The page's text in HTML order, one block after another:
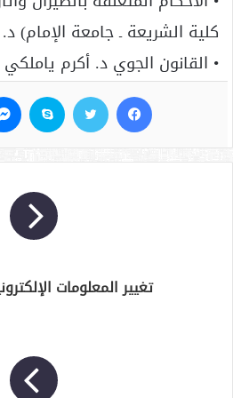
كلية الشريعة ـ جامعة الإمام) د. فايز
• القانون الجوي د. أكرم ياملكي
تغيير المعلومات